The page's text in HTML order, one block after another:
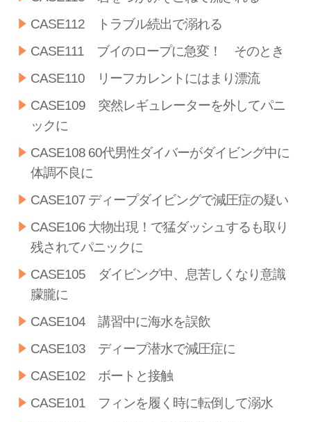
CASE112 トラブル続出で溺れる
CASE111 ブイのロープに急変！ そのとき
CASE110 リーフカレントにはまり漂流
CASE109 突然レギュレーターを外してパニ
ックに
CASE108 60代男性ダイバーがダイビング中に
体調不良に
CASE107 ディープダイビングで減圧症の疑い
CASE106 大物出現！で猛ダッシュするも取り
残されてパニックに
CASE105 ダイビング中、息苦しくなり意識
朦朧に
CASE104 講習中に海水を誤飲
CASE103 ディープ潜水で減圧症に
CASE102 ボートと接触
CASE101 フィンを履く時に転倒して溺水